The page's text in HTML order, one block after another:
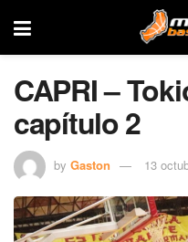
CAPRI –
capítulo 2
by Gaston 13